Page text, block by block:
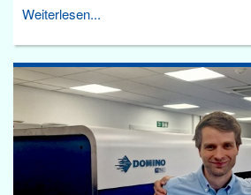
Weiterlesen...